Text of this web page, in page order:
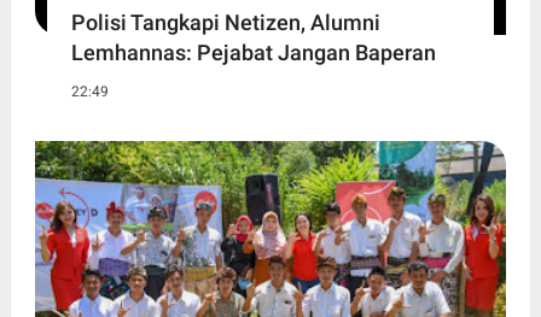
Polisi Tangkapi Netizen, Alumni
Lemhannas: Pejabat Jangan Baperan
22:49